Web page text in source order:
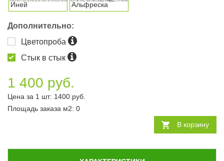
Иней Альфреска
Дополнительно:
Цветопроба
Стык в стык
1 400 руб.
Цена за 1 шт: 1400 руб.
Площадь заказа м2: 0
В корзину